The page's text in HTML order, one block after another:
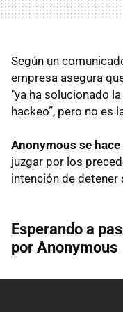
Según un
empresa asegura
"ya ha solucionado
hackeo”, pero no es
Anonymous se
juzgar por los
intención de detener
Esperando a
por Anonymous